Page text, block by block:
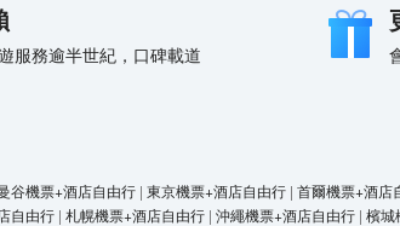
服務逾半世紀，口碑載道
谷機票+酒店自由行 | 東京機票+酒店自由行 | 首爾機票+酒店
自由行 | 札幌機票+酒店自由行 | 沖繩機票+酒店自由行 | 檳城